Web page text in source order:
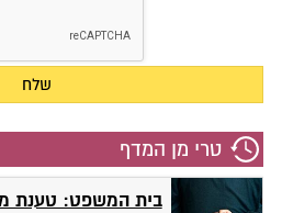
טרי מן המדף
בית המשפט: טענת